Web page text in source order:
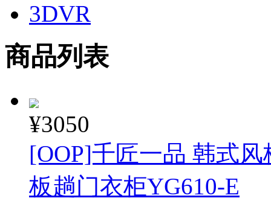
3DVR
商品列表
¥3050
[OOP]千匠一品 韩式
板趟门衣柜YG610-E